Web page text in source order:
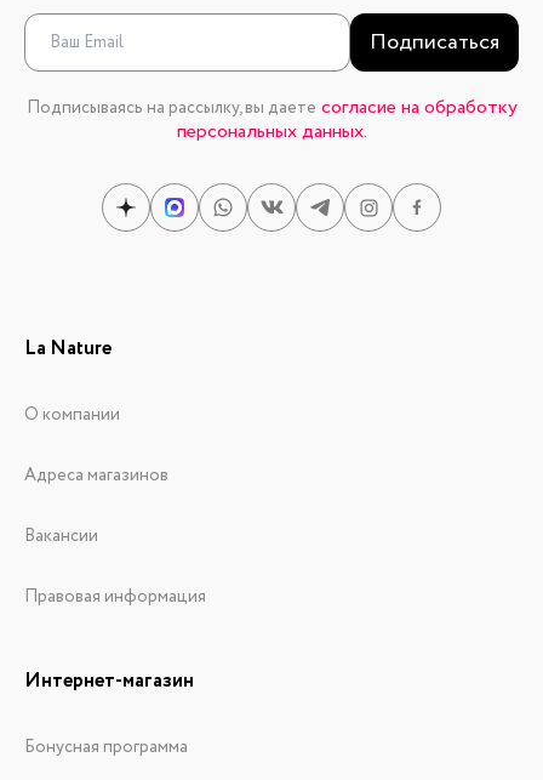
Подписаться
Подписываясь на рассылку, вы даете согласие на обработку
персональных данных.
La Nature
О компании
Адреса магазинов
Вакансии
Правовая информация
Интернет-магазин
Бонусная программа